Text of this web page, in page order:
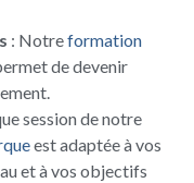
: Notreformation
de devenir
session de notre
est adaptée à vos
et à vos objectifs